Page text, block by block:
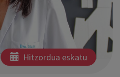
Hitzordua eskatu